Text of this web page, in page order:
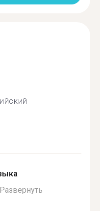
Развернуть